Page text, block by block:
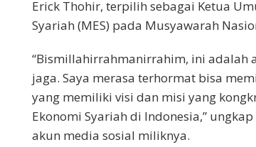
Erick Thohir, terpilih sebagai Ketua
Syariah (MES) pada Musyawarah
“Bismillahirrahmanirrahim, ini adalah
jaga. Saya merasa terhormat bisa
yang memiliki visi dan misi yang
Ekonomi Syariah di Indonesia,”
akun media sosial miliknya.